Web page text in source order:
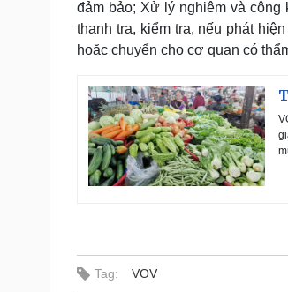
đảm bảo; Xử lý nghiêm và công
thanh tra, kiểm tra, nếu phát
hoặc chuyển cho cơ quan có
Tag: VOV